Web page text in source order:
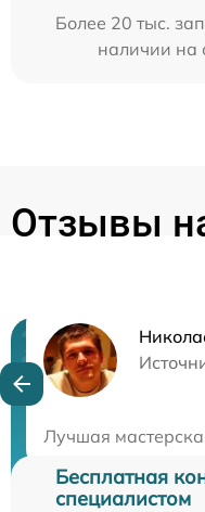
Более 20 тыс.
наличии на
Отзывы
Лучшая
Нужна
Бесплатная
специалистом